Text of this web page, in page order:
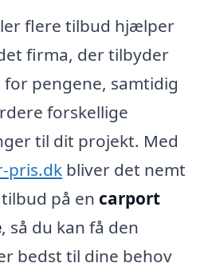
flere tilbud hjælper
firma, der tilbyder
pengene, samtidig
forskellige
til dit projekt. Med
pris.dk bliver det nemt
på en carport
, så du kan få den
bedst til dine behov